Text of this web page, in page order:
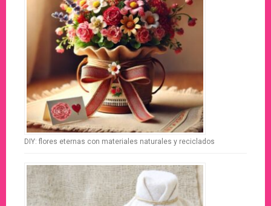
DIY: flores eternas con materiales naturales y reciclados